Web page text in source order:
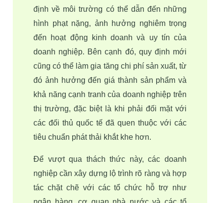
định về môi trường có thể dẫn đến những
hình phạt nặng, ảnh hưởng nghiêm trọng
đến hoạt động kinh doanh và uy tín của
doanh nghiệp. Bên cạnh đó, quy định mới
cũng có thể làm gia tăng chi phí sản xuất, từ
đó ảnh hưởng đến giá thành sản phẩm và
khả năng cạnh tranh của doanh nghiệp trên
thị trường, đặc biệt là khi phải đối mặt với
các đối thủ quốc tế đã quen thuộc với các
tiêu chuẩn phát thải khắt khe hơn.
Để vượt qua thách thức này, các doanh
nghiệp cần xây dựng lộ trình rõ ràng và hợp
tác chặt chẽ với các tổ chức hỗ trợ như